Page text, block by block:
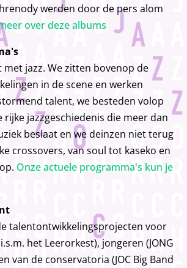
werden door de pers alom
over deze albums
met jazz. We zitten bovenop de
in de scene en werken
talent, we besteden volop
rijke jazzgeschiedenis die meer dan
beslaat en we deinzen niet terug
crossovers, van soul tot kaseko en
Onze actuele programma's kun je
talentontwikkelingsprojecten voor
het Leerorkest), jongeren (JONG
van de conservatoria (JOC Big Band